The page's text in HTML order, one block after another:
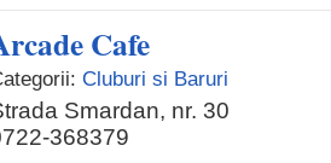
Cafe
Cluburi si Baruri
Smardan, nr. 30
368379